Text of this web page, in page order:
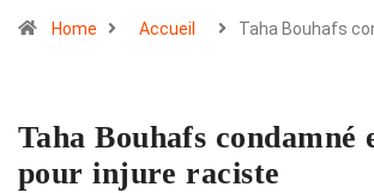
Home Accueil Taha Bouhafs
Taha Bouhafs condamné
pour injure raciste